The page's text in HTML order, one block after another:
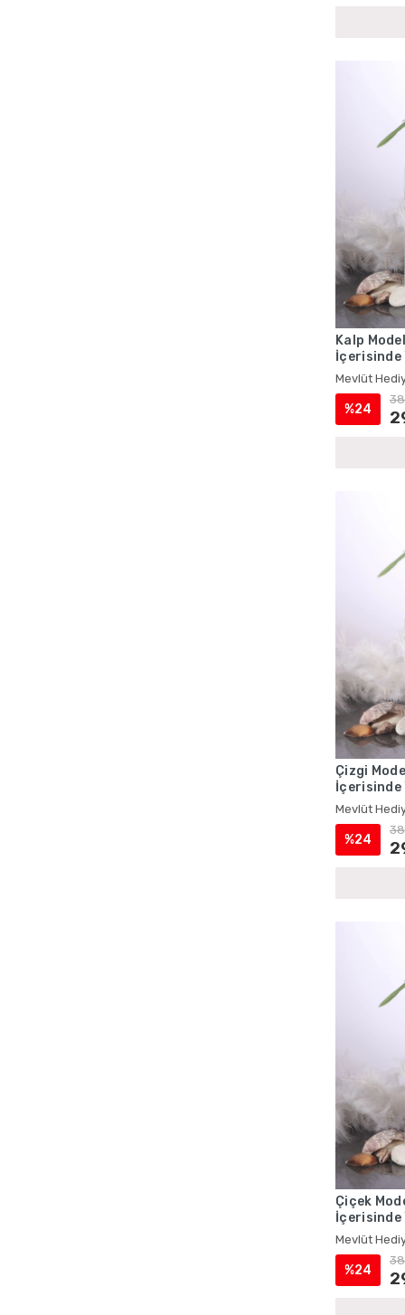
Kalp
İçerisinde
Mevlüt
Mevlüt
%24
Çizgi
İçerisinde
Mevlüt
Mevlüt
%24
Çiçek
İçerisinde
Mevlüt
Mevlüt
%24